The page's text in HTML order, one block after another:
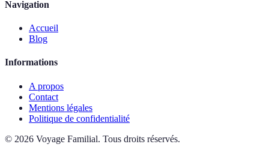
Navigation
Accueil
Blog
Informations
A propos
Contact
Mentions légales
Politique de confidentialité
© 2026 Voyage Familial. Tous droits réservés.